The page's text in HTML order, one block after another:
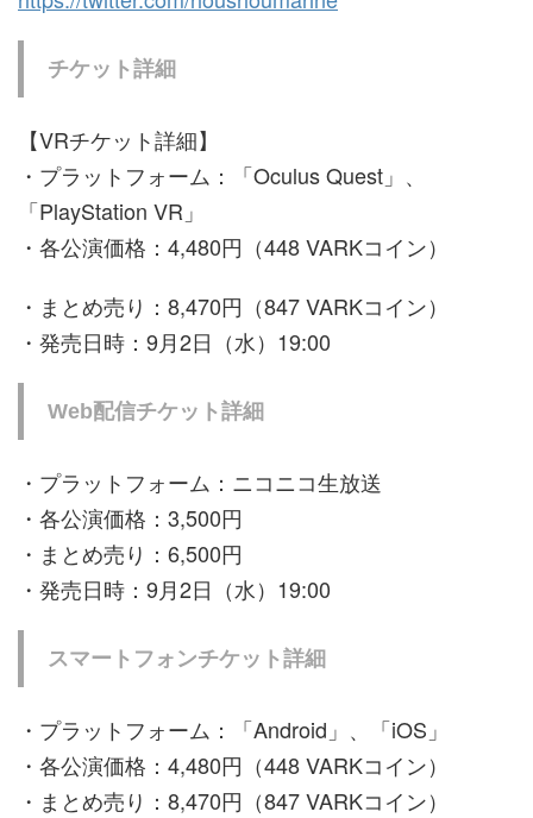
チケット詳細
【VRチケット詳細】
・プラットフォーム：「Oculus Quest」、
「PlayStation VR」
・各公演価格：4,480円（448 VARKコイン）
・まとめ売り：8,470円（847 VARKコイン）
・発売日時：9月2日（水）19:00
Web配信チケット詳細
・プラットフォーム：ニコニコ生放送
・各公演価格：3,500円
・まとめ売り：6,500円
・発売日時：9月2日（水）19:00
スマートフォンチケット詳細
・プラットフォーム：「Android」、「iOS」
・各公演価格：4,480円（448 VARKコイン）
・まとめ売り：8,470円（847 VARKコイン）